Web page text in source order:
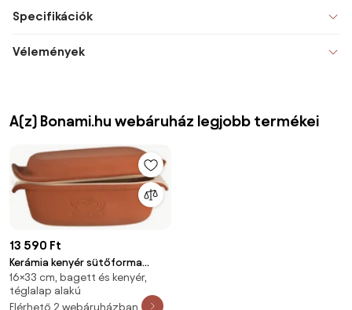
Specifikációk
Vélemények
A(z) Bonami.hu webáruház legjobb termékei
13 590 Ft
Kerámia kenyér sütőforma
16x33 cm – Orion
16×33 cm, bagett és kenyér,
téglalap alakú
Elérhető 2 webáruházban